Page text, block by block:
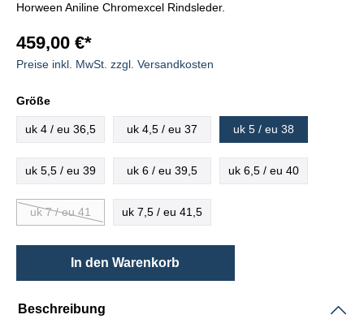
Horween Aniline Chromexcel Rindsleder.
459,00 €*
Preise inkl. MwSt. zzgl. Versandkosten
Größe
uk 4 / eu 36,5 uk 4,5 / eu 37 uk 5 / eu 38
uk 5,5 / eu 39 uk 6 / eu 39,5 uk 6,5 / eu 40
uk 7 / eu 41 uk 7,5 / eu 41,5
In den Warenkorb
Beschreibung